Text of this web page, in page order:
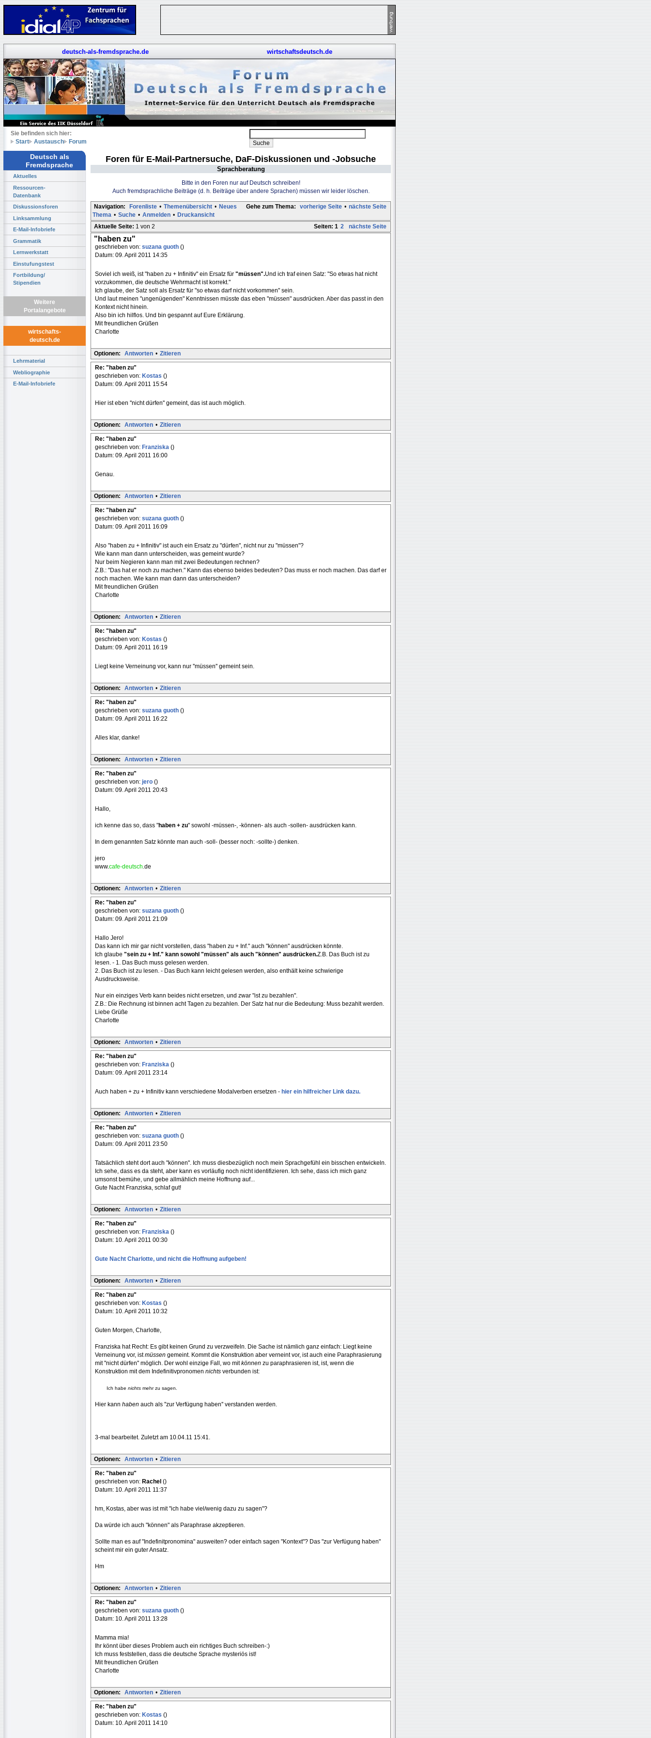
deutsch-als-fremdsprache.de wirtschaftsdeutsch.de
Sie befinden sich hier:
Start
Austausch Forum
Deutsch als
Fremdsprache
Aktuelles
Ressourcen-
Datenbank
Diskussionsforen
Linksammlung
E-Mail-Infobriefe
Grammatik
Lernwerkstatt
Einstufungstest
Fortbildung/
Stipendien
Weitere
Portalangebote
wirtschafts-
deutsch.de
Lehrmaterial
Webliographie
E-Mail-Infobriefe
Foren für E-Mail-Partnersuche, DaF-Diskussionen und -Jobsuche
Sprachberatung
Bitte in den Foren nur auf Deutsch schreiben!
Auch fremdsprachliche Beiträge (d. h. Beiträge über andere Sprachen) müssen wir leider löschen.
Gehe zum Thema: vorherige Seite • nächste Seite
Navigation: Forenliste • Themenübersicht • Neues
Thema • Suche • Anmelden • Druckansicht
Seiten: 1 2 nächste Seite
Aktuelle Seite: 1 von 2
"haben zu"
geschrieben von: suzana guoth ()
Datum: 09. April 2011 14:35
Soviel ich weiß, ist "haben zu + Infinitiv" ein Ersatz für "müssen".Und ich traf einen Satz: "So etwas hat nicht
vorzukommen, die deutsche Wehrmacht ist korrekt."
Ich glaube, der Satz soll als Ersatz für "so etwas darf nicht vorkommen" sein.
Und laut meinen "ungenügenden" Kenntnissen müsste das eben "müssen" ausdrücken. Aber das passt in den
Kontext nicht hinein.
Also bin ich hilflos. Und bin gespannt auf Eure Erklärung.
Mit freundlichen Grüßen
Charlotte
Optionen: Antworten • Zitieren
Re: "haben zu"
geschrieben von: Kostas ()
Datum: 09. April 2011 15:54
Hier ist eben ''nicht dürfen'' gemeint, das ist auch möglich.
Optionen: Antworten • Zitieren
Re: "haben zu"
geschrieben von: Franziska ()
Datum: 09. April 2011 16:00
Genau.
Optionen: Antworten • Zitieren
Re: "haben zu"
geschrieben von: suzana guoth ()
Datum: 09. April 2011 16:09
Also "haben zu + Infinitiv" ist auch ein Ersatz zu "dürfen", nicht nur zu "müssen"?
Wie kann man dann unterscheiden, was gemeint wurde?
Nur beim Negieren kann man mit zwei Bedeutungen rechnen?
Z.B.: "Das hat er noch zu machen." Kann das ebenso beides bedeuten? Das muss er noch machen. Das darf er
noch machen. Wie kann man dann das unterscheiden?
Mit freundlichen Grüßen
Charlotte
Optionen: Antworten • Zitieren
Re: "haben zu"
geschrieben von: Kostas ()
Datum: 09. April 2011 16:19
Liegt keine Verneinung vor, kann nur ''müssen'' gemeint sein.
Optionen: Antworten • Zitieren
Re: "haben zu"
geschrieben von: suzana guoth ()
Datum: 09. April 2011 16:22
Alles klar, danke!
Optionen: Antworten • Zitieren
Re: "haben zu"
geschrieben von: jero ()
Datum: 09. April 2011 20:43
Hallo,
ich kenne das so, dass "haben + zu" sowohl -müssen-, -können- als auch -sollen- ausdrücken kann.
In dem genannten Satz könnte man auch -soll- (besser noch: -sollte-) denken.
jero
www.cafe-deutsch .de
Optionen: Antworten • Zitieren
Re: "haben zu"
geschrieben von: suzana guoth ()
Datum: 09. April 2011 21:09
Hallo Jero!
Das kann ich mir gar nicht vorstellen, dass "haben zu + Inf." auch "können" ausdrücken könnte.
Ich glaube "sein zu + Inf." kann sowohl "müssen" als auch "können" ausdrücken.Z.B. Das Buch ist zu
lesen. - 1. Das Buch muss gelesen werden.
2. Das Buch ist zu lesen. - Das Buch kann leicht gelesen werden, also enthält keine schwierige
Ausdrucksweise.
Nur ein einziges Verb kann beides nicht ersetzen, und zwar "ist zu bezahlen".
Z.B.: Die Rechnung ist binnen acht Tagen zu bezahlen. Der Satz hat nur die Bedeutung: Muss bezahlt werden.
Liebe Grüße
Charlotte
Optionen: Antworten • Zitieren
Re: "haben zu"
geschrieben von: Franziska ()
Datum: 09. April 2011 23:14
Auch haben + zu + Infinitiv kann verschiedene Modalverben ersetzen - hier ein hilfreicher Link dazu.
Optionen: Antworten • Zitieren
Re: "haben zu"
geschrieben von: suzana guoth ()
Datum: 09. April 2011 23:50
Tatsächlich steht dort auch "können". Ich muss diesbezüglich noch mein Sprachgefühl ein bisschen entwickeln.
Ich sehe, dass es da steht, aber kann es vorläufig noch nicht identifizieren. Ich sehe, dass ich mich ganz
umsonst bemühe, und gebe allmählich meine Hoffnung auf...
Gute Nacht Franziska, schlaf gut!
Optionen: Antworten • Zitieren
Re: "haben zu"
geschrieben von: Franziska ()
Datum: 10. April 2011 00:30
Gute Nacht Charlotte, und nicht die Hoffnung aufgeben!
Optionen: Antworten • Zitieren
Re: "haben zu"
geschrieben von: Kostas ()
Datum: 10. April 2011 10:32
Guten Morgen, Charlotte,
Franziska hat Recht: Es gibt keinen Grund zu verzweifeln. Die Sache ist nämlich ganz einfach: Liegt keine
Verneinung vor, istmüssen gemeint. Kommt die Konstruktion aber verneint vor, ist auch eine Paraphrasierung
mit ''nicht dürfen'' möglich. Der wohl einzige Fall, wo mitkönnen zu paraphrasieren ist, ist, wenn die
Konstruktion mit dem Indefinitivpronomen nichts verbunden ist:
Ich habe nichts mehr zu sagen.
Hier kann haben auch als ''zur Verfügung haben'' verstanden werden.
3-mal bearbeitet. Zuletzt am 10.04.11 15:41.
Optionen: Antworten • Zitieren
Re: "haben zu"
geschrieben von: Rachel ()
Datum: 10. April 2011 11:37
hm, Kostas, aber was ist mit "ich habe viel/wenig dazu zu sagen"?
Da würde ich auch "können" als Paraphrase akzeptieren.
Sollte man es auf "Indefinitpronomina" ausweiten? oder einfach sagen "Kontext"? Das "zur Verfügung haben"
scheint mir ein guter Ansatz.
Hm
Optionen: Antworten • Zitieren
Re: "haben zu"
geschrieben von: suzana guoth ()
Datum: 10. April 2011 13:28
Mamma mia!
Ihr könnt über dieses Problem auch ein richtiges Buch schreiben-:)
Ich muss feststellen, dass die deutsche Sprache mysteriös ist!
Mit freundlichen Grüßen
Charlotte
Optionen: Antworten • Zitieren
Re: "haben zu"
geschrieben von: Kostas ()
Datum: 10. April 2011 14:10